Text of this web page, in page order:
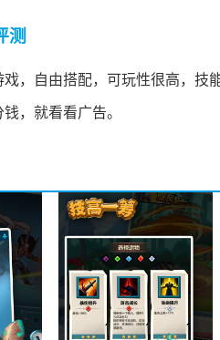
测
戏，自由搭配，可玩性很高，技
，就看看广告。